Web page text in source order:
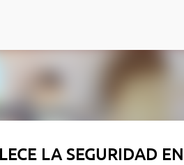
LA SEGURIDAD